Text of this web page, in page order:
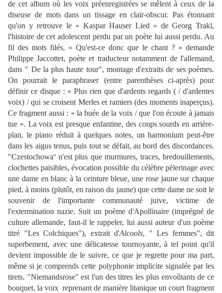
de cet album où les voix préenregistrées se mêlent à ceux de la
diseuse de mots dans un tissage en clair-obscur. Pas étonnant
qu'on y retrouve le « Kaspar Hauser Lied » de Georg Trakl,
l'histoire de cet adolescent perdu par un poète lui aussi perdu. Au
fil des mots filés, « Qu'est-ce donc que le chant ? » demande
Philippe Jaccottet, poète et traducteur notamment de l'allemand,
dans " De la plus haute tour", montage d'extraits de ses poèmes.
On pourrait le paraphraser (entre parenthèses ci-après) pour
définir ce disque : « Plus rien que d'ardents regards ( / d'ardentes
voix) / qui se croisent Merles et ramiers (des moments inaperçus).
Ce fragment aussi : « la buée de la voix / que l'on écoute à jamais
tue ». La voix est presque enfantine, des coups sourds en arrière-
plan, le piano réduit à quelques notes, un harmonium peut-être
dans les aigus tenus, puis tout se défait, au bord des discordances.
"Czestochowa"n'est plus que murmures, traces, bredouillements,
clochettes paisibles, évocation possible du célèbre pèlerinage avec
une dame en blanc à la ceinture bleue, une rose jaune sur chaque
pied, à moins (plutôt, en raison du jaune) que cette dame ne soit le
souvenir de l'importante communauté juive, victime de
l'extermination nazie. Suit un poème d'Apollinaire (imprégné de
culture allemande, faut-il le rappeler, lui aussi auteur d'un poème
titré "Les Colchiques"), extrait d'Alcools, " Les femmes", dit
superbement, avec une délicatesse tournoyante, à tel point qu'il
devient impossible de le suivre, ce que je regrette pour ma part,
même si je comprends cette polyphonie implicite signalée par les
tirets. "Niemandsrose" est l'un des titres les plus envoûtants de ce
bouquet, la voix reprenant de manière litanique un court fragment